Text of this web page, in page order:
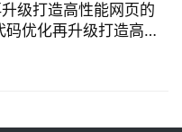
级打造高性能网页的
码优化再升级打造高性